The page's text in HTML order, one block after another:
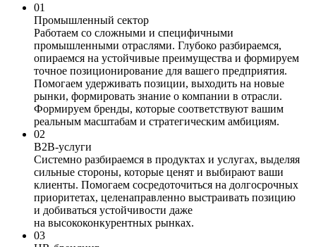
01
Промышленный сектор
Работаем со сложными и специфичными
промышленными отраслями. Глубоко разбираемся,
опираемся на устойчивые преимущества и формируем
точное позиционирование для вашего предприятия.
Помогаем удерживать позиции, выходить на новые
рынки, формировать знание о компании в отрасли.
Формируем бренды, которые соответствуют вашим
реальным масштабам и стратегическим амбициям.
02
B2B-услуги
Системно разбираемся в продуктах и услугах, выделяя
сильные стороны, которые ценят и выбирают ваши
клиенты. Помогаем сосредоточиться на долгосрочных
приоритетах, целенаправленно выстраивать позицию
и добиваться устойчивости даже
на высококонкурентных рынках.
03